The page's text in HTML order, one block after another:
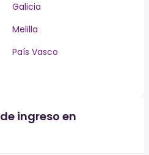
Galicia
Melilla
País Vasco
ingreso en